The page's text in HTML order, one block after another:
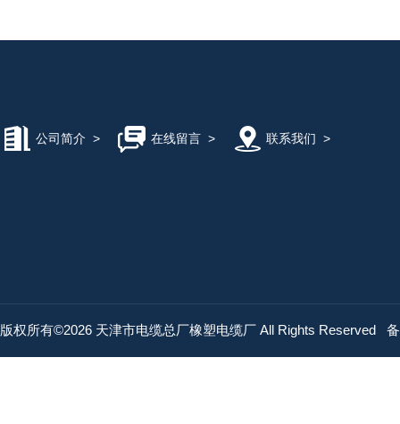
公司简介 > 在线留言> 联系我们 >
版权所有©2026 天津市电缆总厂橡塑电缆厂 All Rights Reserved